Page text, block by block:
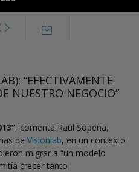
“EFECTIVAMENTE
NUESTRO NEGOCIO”
, comenta Raúl Sopeña,
de Visionlab, en un contexto
migrar a “un modelo
crecer tanto